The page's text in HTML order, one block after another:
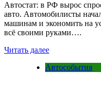
Автостат: в РФ вырос
авто. Автомобилисты
машинам и экономить на
всё своими руками….
Читать далее
Автособытия